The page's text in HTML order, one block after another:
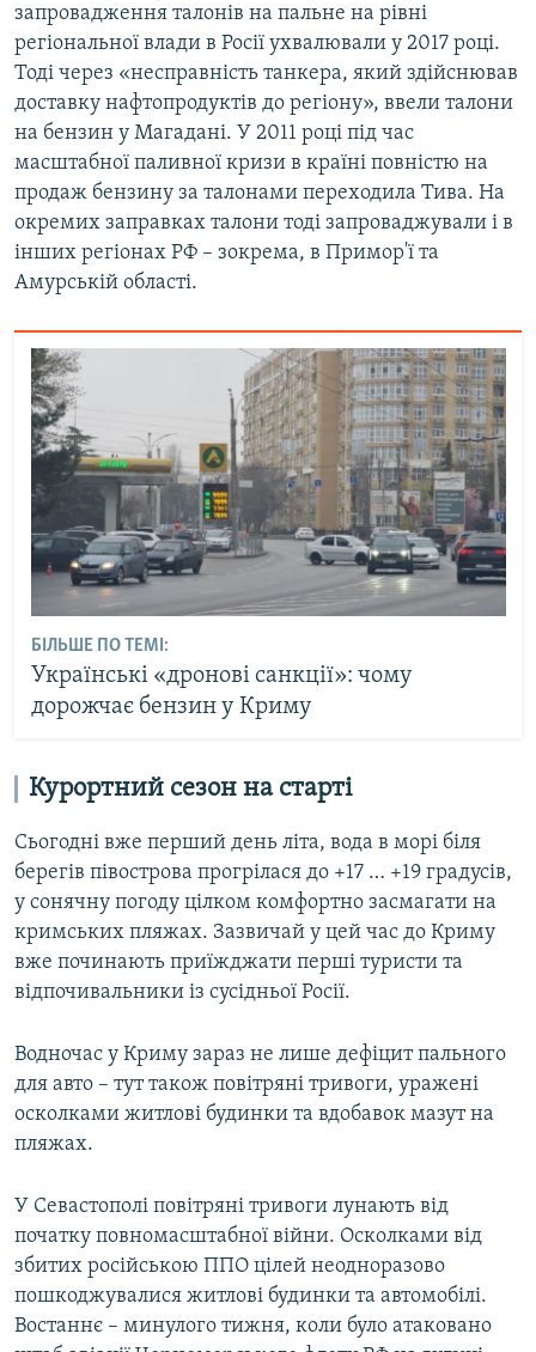
запровадження талонів на пальне на рівні
регіональної влади в Росії ухвалювали у 2017 році.
Тоді через «несправність танкера, який здійснював
доставку нафтопродуктів до регіону», ввели талони
на бензин у Магадані. У 2011 році під час
масштабної паливної кризи в країні повністю на
продаж бензину за талонами переходила Тива. На
окремих заправках талони тоді запроваджували і в
інших регіонах РФ – зокрема, в Примор'ї та
Амурській області.
БІЛЬШЕ ПО ТЕМІ:
Українські «дронові санкції»: чому
дорожчає бензин у Криму
Курортний сезон на старті
Сьогодні вже перший день літа, вода в морі біля
берегів півострова прогрілася до +17 … +19 градусів,
у сонячну погоду цілком комфортно засмагати на
кримських пляжах. Зазвичай у цей час до Криму
вже починають приїжджати перші туристи та
відпочивальники із сусідньої Росії.
Водночас у Криму зараз не лише дефіцит пального
для авто – тут також повітряні тривоги, уражені
осколками житлові будинки та вдобавок мазут на
пляжах.
У Севастополі повітряні тривоги лунають від
початку повномасштабної війни. Осколками від
збитих російською ППО цілей неодноразово
пошкоджувалися житлові будинки та автомобілі.
Востаннє – минулого тижня, коли було атаковано